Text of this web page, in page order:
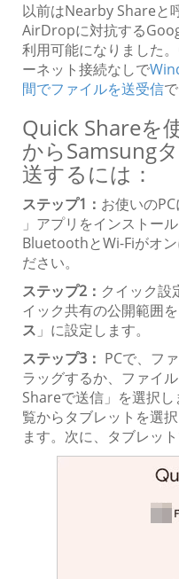
以前はNearby Shareと
AirDropに対抗する
利用可能になりました
ーネット接続なしで
間でファイルを送受信
Quick Shareを
からSamsung
送するには：
ステップ1： お使いの
」アプリをインストー
BluetoothとWi-Fiがオ
ださい。
ステップ2： クイック設
イック共有の公開範囲
ス 」に設定します。
ステップ3： PCで、フ
ラッグするか、ファイ
Shareで送信」を選択
覧からタブレットを選
ます。次に、タブレッ